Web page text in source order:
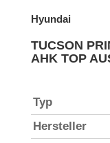
Hyundai
TUCSON
AHK TOP
Typ
Hersteller